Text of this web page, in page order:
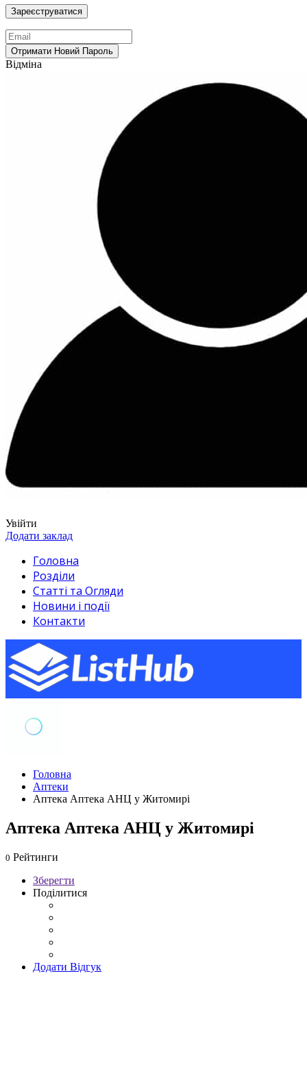
Відміна
Увійти
Додати заклад
Головна
Розділи
Статті та Огляди
Новини і події
Контакти
Головна
Аптеки
Аптека Аптека АНЦ у Житомирі
Аптека Аптека АНЦ у Житомирі
0 Рейтинги
Зберегти
Поділитися
Додати Відгук